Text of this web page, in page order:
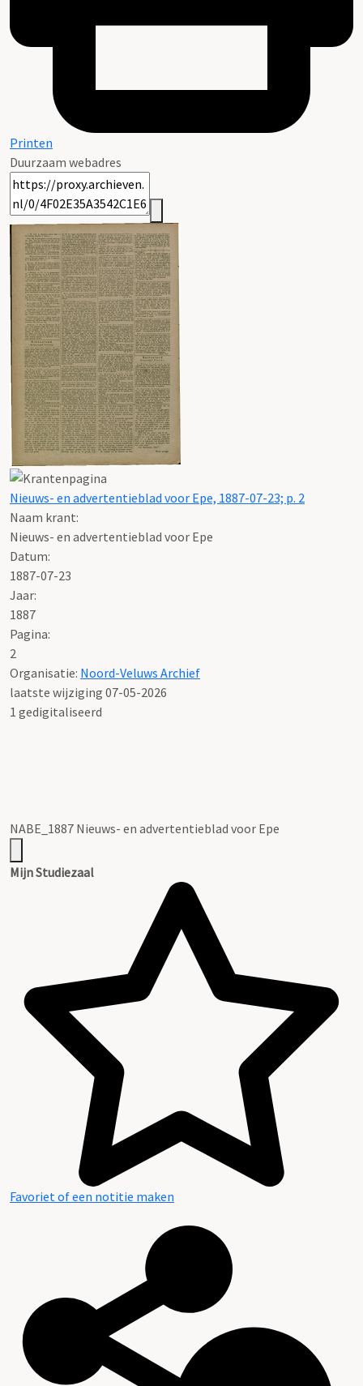
Printen
Duurzaam webadres
Nieuws- en advertentieblad voor Epe, 1887-07-23; p. 2
Naam krant:
Nieuws- en advertentieblad voor Epe
Datum:
1887-07-23
Jaar:
1887
Pagina:
2
Organisatie: Noord-Veluws Archief
laatste wijziging 07-05-2026
1 gedigitaliseerd
NABE_1887 Nieuws- en advertentieblad voor Epe
Mijn Studiezaal
Favoriet of een notitie maken